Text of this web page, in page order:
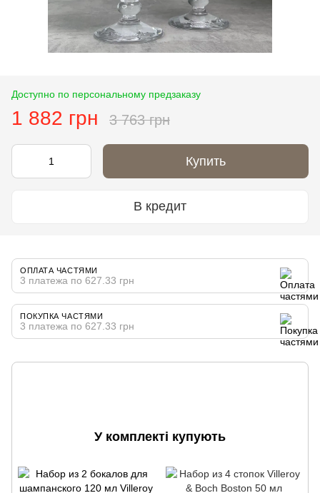
Доступно по персональному предзаказу
1 882 грн 3 763 грн
Купить
В кредит
ОПЛАТА ЧАСТЯМИ
3 платежа по 627.33 грн
ПОКУПКА ЧАСТЯМИ
3 платежа по 627.33 грн
У комплекті купують